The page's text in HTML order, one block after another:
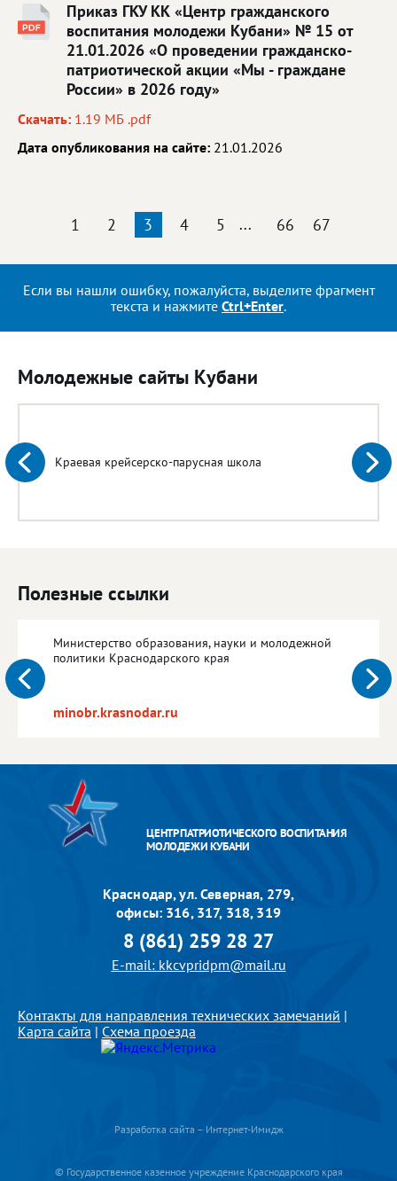
Приказ ГКУ КК «Центр гражданского
воспитания молодежи Кубани» № 15 от
21.01.2026 «О проведении гражданско-
патриотической акции «Мы - граждане
России» в 2026 году»
Скачать: 1.19 МБ .pdf
Дата опубликования на сайте: 21.01.2026
1 2 3 4 5 ... 66 67
Если вы нашли ошибку, пожалуйста, выделите фрагмент
текста и нажмите Ctrl+Enter.
Молодежные сайты Кубани
Краевая крейсерско-парусная школа
Полезные ссылки
Министерство образования, науки и молодежной
политики Краснодарского края
minobr.krasnodar.ru
ЦЕНТР ПАТРИОТИЧЕСКОГО ВОСПИТАНИЯ
МОЛОДЕЖИ КУБАНИ
Краснодар, ул. Северная, 279,
офисы: 316, 317, 318, 319
8 (861) 259 28 27
E-mail: kkcvpridpm@mail.ru
Контакты для направления технических замечаний |
Карта сайта | Схема проезда
© Государственное казенное учреждение Краснодарского края
Разработка сайта – Интернет-Имидж